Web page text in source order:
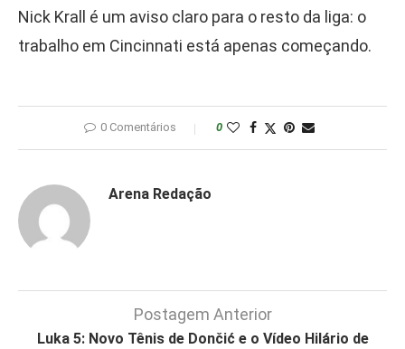
Nick Krall é um aviso claro para o resto da liga: o
trabalho em Cincinnati está apenas começando.
0 Comentários 0
Arena Redação
Postagem Anterior
Luka 5: Novo Tênis de Dončić e o Vídeo Hilário de